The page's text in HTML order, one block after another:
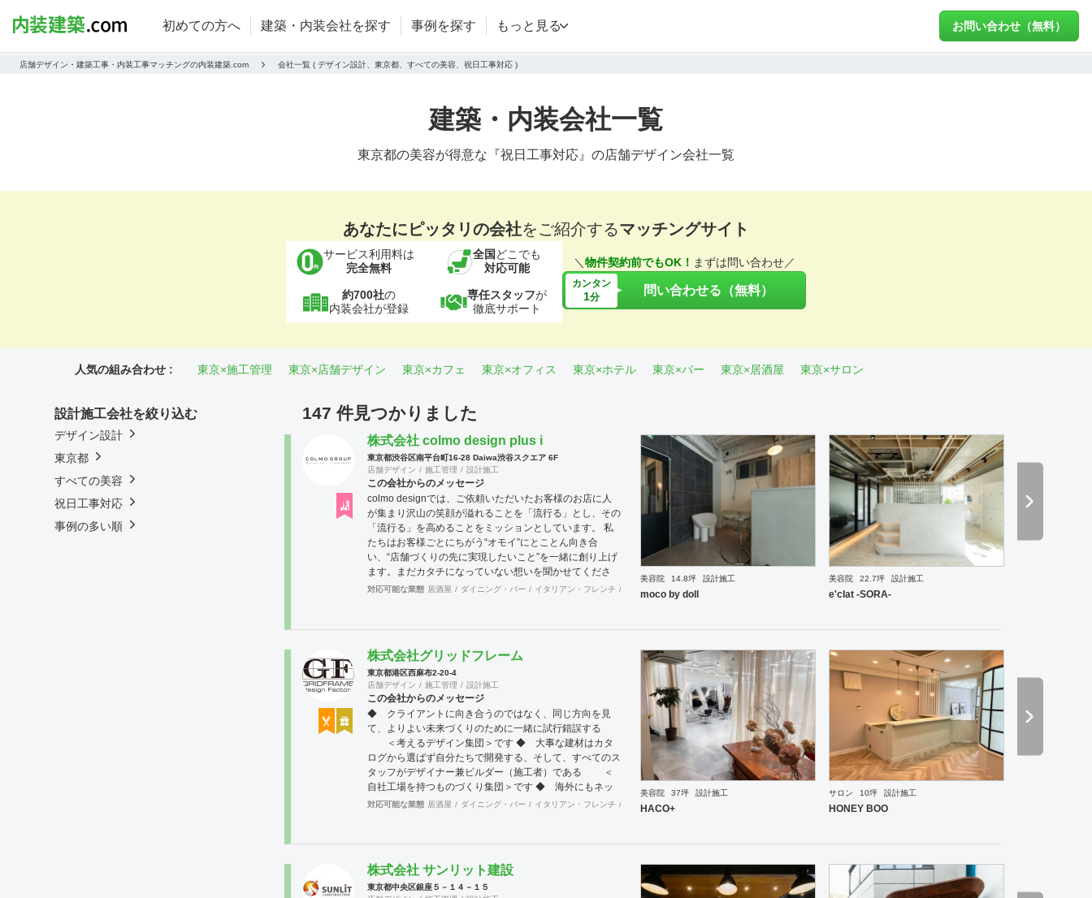
初めての方へ 建築・内装会社を探す 事例を探す もっと見る お問い合わせ（無料）
店舗デザイン・建築工事・内装工事マッチングの内装建築.com 会社一覧 ( デザイン設計、東京都、すべての美容、祝日工事対応 )
建築・内装会社一覧
東京都の美容が得意な『祝日工事対応』の店舗デザイン会社一覧
あなたにピッタリの会社をご紹介するマッチングサイト
サービス利用料は
完全無料
全国 どこでも
対応可能
約700社の
内装会社が登録
専任スタッフが
徹底サポート
＼ 物件契約前でもOK！ まずは問い合わせ／
カンタン
1分 問い合わせる（無料）
人気の組み合わせ : 東京×施工管理 東京×店舗デザイン 東京×カフェ 東京×オフィス 東京×ホテル 東京×バー 東京×居酒屋 東京×サロン
147 件見つかりました
株式会社 colmo design plus i
東京都渋谷区南平台町16-28 Daiwa渋谷スクエア 6F
店舗デザイン
施工管理 設計施工
この会社からのメッセージ
colmo designでは、ご依頼いただいたお客様のお店に人
が集まり沢山の笑顔が溢れることを「流行る」とし、その
「流行る」を高めることをミッションとしています。 私
たちは​​お客様ごとにちがう“オモイ”にとことん向き合
い、“店舗づくりの先に実現したいこと”を一緒に創り上げ
ます。まだカタチになっていない想いを聞かせてくださ
い。 施工実績は900店以上。 グループ会社で直営美容室
ビス ①テナント紹介サポート ②顧客ターゲット・マーケ
イン提案 ⑤自社施工 ⑥ブランディングのための販促ツー
ル ⑦お客様により沿ったアフターフォロー まずはご相談
やお話だけでも構いません。 お気軽にお問合せください
ませ！
対応可能な業態 居酒屋 ダイニング・バー イタリアン・フレンチ カフェ・パン・ケーキ 和食・寿司 焼肉・中華料理・韓国料理
美容院 14.8坪 設計施工
moco by doll
美容院 22.7坪 設計施工
e'clat -SORA-
株式会社グリッドフレーム
東京都港区西麻布2-20-4
店舗デザイン
施工管理 設計施工
この会社からのメッセージ
◆ クライアントに向き合うのではなく、同じ方向を見
て、よりよい未来づくりのために一緒に試行錯誤する
＜考えるデザイン集団＞です ◆ 大事な建材はカタ
ログから選ばず自分たちで開発する、そして、すべてのス
タッフがデザイナー兼ビルダー（施工者）である ＜
自社工場を持つものづくり集団＞です ◆ 海外にもネッ
トワークを持ち、英語や中国語に堪能なスタッフたちが、
案件、施工案件、造作物制作など、多様な請負形態が可能
が可能で、例えば通常デザイン性とは無縁な特定防火設備
（鉄扉）などにも高いデザイン性を施すことも可能です。
対応可能な業態 居酒屋 ダイニング・バー イタリアン・フレンチ カフェ・パン・ケーキ 和食・寿司 焼肉・中華料理・韓国料理
美容院 37坪 設計施工
HACO+
サロン 10坪 設計施工
HONEY BOO
株式会社 サンリット建設
東京都中央区銀座５－１４－１５
設計施工会社を絞り込む
デザイン設計
東京都
すべての美容
祝日工事対応
事例の多い順